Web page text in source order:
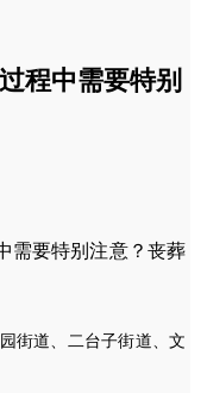
程中需要特别
需要特别注意？丧葬
街道、二台子街道、文